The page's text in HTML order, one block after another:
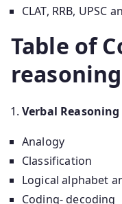
CLAT, RRB, UPSC
Table of
Verbal Reasoning
Analogy
Classification
Logical alphabet
Coding- decoding